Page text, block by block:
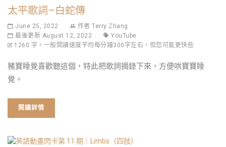
太平歌詞–白蛇傳
June 25, 2022 作者 Terry Zhang
最後更新 August 12, 2022
YouTube
1260 字，一般閱讀速度平均每分鐘300字左右，但您可能更快些
豬寶睡覺喜歡聽這個，特此把歌詞摘錄下來，方便哄寶寶睡
覺。
閱讀詳情